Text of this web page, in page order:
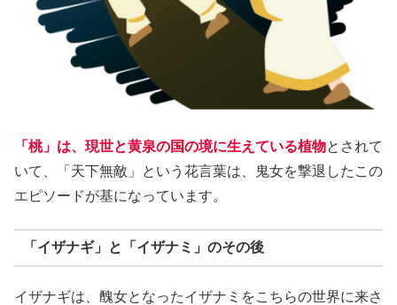
「桃」は、現世と黄泉の国の境に生えている植物とされて
いて、「天下無敵」という花言葉は、鬼女を撃退したこの
エピソードが基になっています。
「イザナギ」と「イザナミ」のその後
イザナギは、醜女となったイザナミをこちらの世界に来さ